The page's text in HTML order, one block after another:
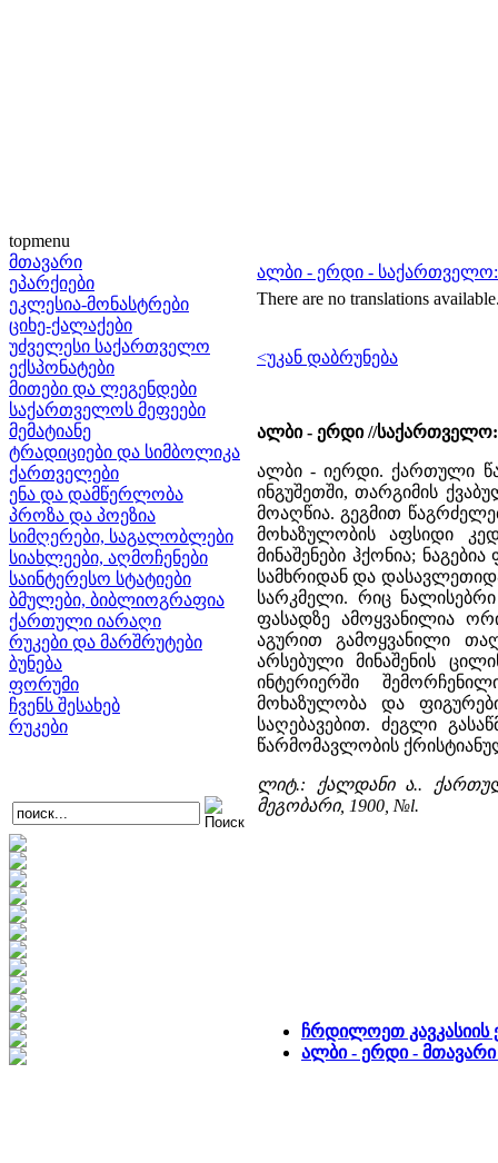
topmenu
მთავარი
ეპარქიები
ეკლესია-მონასტრები
ციხე-ქალაქები
უძველესი საქართველო
ექსპონატები
მითები და ლეგენდები
საქართველოს მეფეები
მემატიანე
ტრადიციები და სიმბოლიკა
ქართველები
ენა და დამწერლობა
პროზა და პოეზია
სიმღერები, საგალობლები
სიახლეები, აღმოჩენები
საინტერესო სტატიები
ბმულები, ბიბლიოგრაფია
ქართული იარაღი
რუკები და მარშრუტები
ბუნება
ფორუმი
ჩვენს შესახებ
რუკები
ალბი - ერდი -
There are no translations
<უკან დაბრუნება
ალბი - ერდი //საქართველო:
ალბი - იერდი. ქართული
ინგუშეთში, თარგიმის
მოაღწია. გეგმით
მოხაზულობის აფსიდი
მინაშენები ჰქონია;
სამხრიდან და
სარკმელი. რიც
ფასადზე ამოყვანილია
აგურით გამოყვანილი
არსებული მინაშენის
ინტერიერში
მოხაზულობა და
საღებავებით. ძეგლი
წარმომავლობის
ლიტ.: ქალდანი ა..
მეგობარი, 1900, №l.
ჩრდილოეთ
ალბი - ერდი -